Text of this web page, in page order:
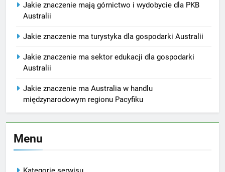
Jakie znaczenie mają górnictwo i wydobycie dla PKB
Australii
Jakie znaczenie ma turystyka dla gospodarki Australii
Jakie znaczenie ma sektor edukacji dla gospodarki
Australii
Jakie znaczenie ma Australia w handlu
międzynarodowym regionu Pacyfiku
Menu